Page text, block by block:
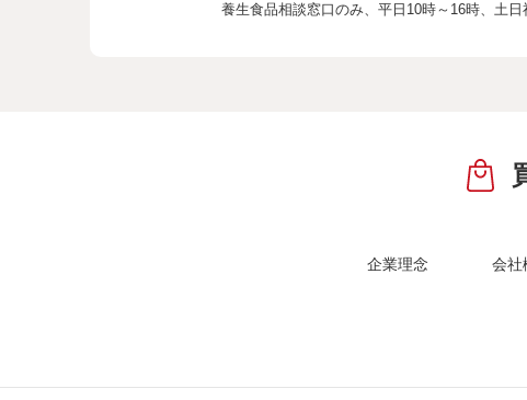
養生食品相談窓口のみ、 平日10時～16時、土日
企業理念 会社